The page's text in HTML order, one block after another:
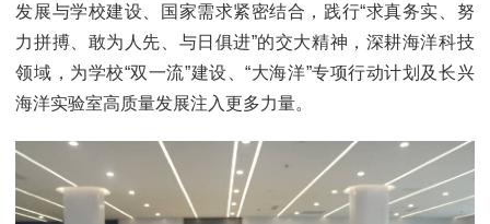
发展与学校建设、国家需求紧密结合，践行“求真务实、努
力拼搏、敢为人先、与日俱进”的交大精神，深耕海洋科技
领域，为学校“双一流”建设、“大海洋”专项行动计划及长兴
海洋实验室高质量发展注入更多力量。